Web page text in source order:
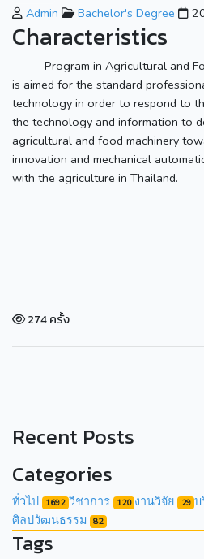
Admin Bachelor's Degree
Characteristics
Program in Agricultural and
is aimed for the standard
technology in order to respond to
the technology and information to
agricultural and food machinery
innovation and mechanical
with the agriculture in Thailand.
274 ครั้ง
Recent Posts
Categories
ทั่วไป 1692 วิชาการ 120 งานวิจัย 29 บ
ศิลปวัฒนธรรม 82
Tags